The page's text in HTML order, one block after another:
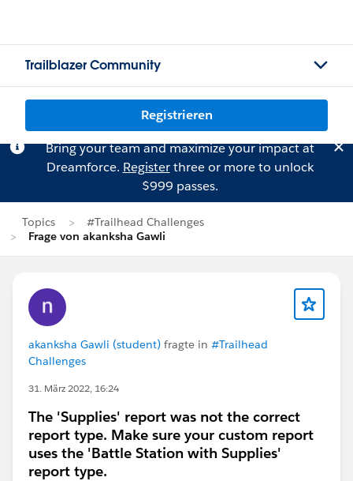
Trailblazer Community
Registrieren
Bring your team and maximize your impact at
Dreamforce. Registerthree or more to unlock
$999 passes.
Topics
#Trailhead Challenges
Frage von akanksha Gawli
akanksha Gawli (student) fragte in #Trailhead
Challenges
31. März 2022, 16:24
The 'Supplies' report was not the correct
report type. Make sure your custom report
uses the 'Battle Station with Supplies'
report type.